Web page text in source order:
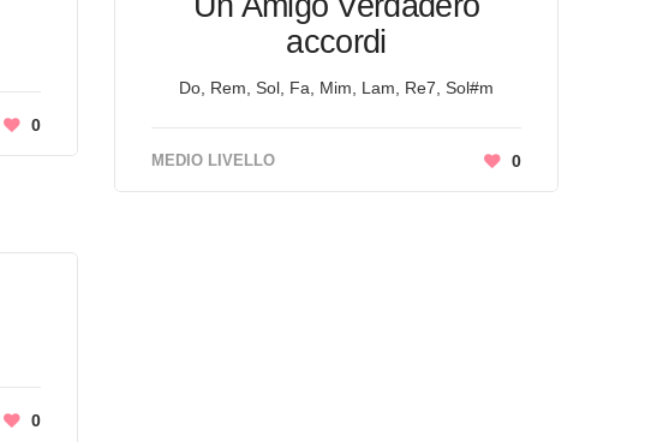
0
accordi
Do, Rem, Sol, Fa, Mim, Lam, Re7, Sol#m
MEDIO LIVELLO 0
0